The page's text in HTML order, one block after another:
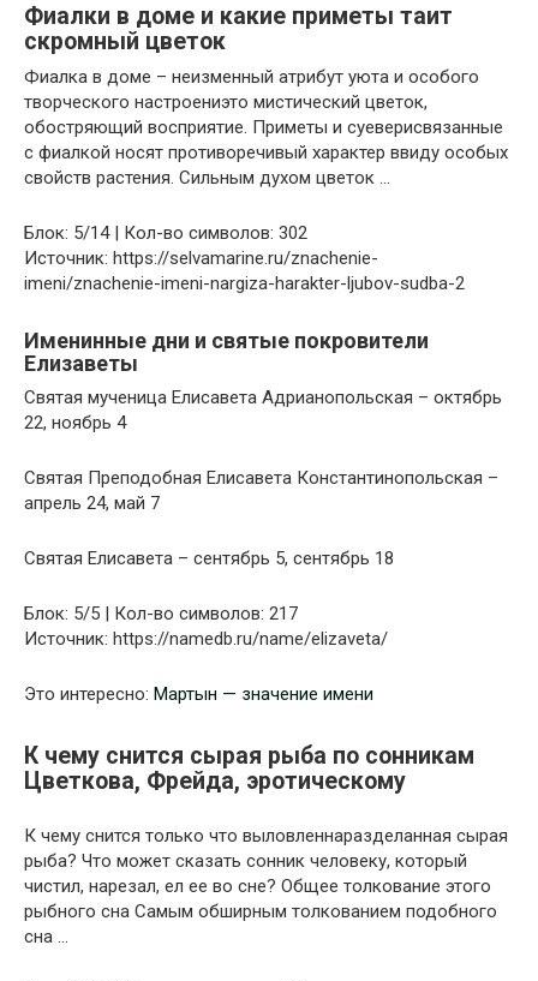
Фиалки в доме и какие приметы таит
скромный цветок
Фиалка в доме – неизменный атрибут уюта и особого
творческого настроениэто мистический цветок,
обостряющий восприятие. Приметы и суеверисвязанные
с фиалкой носят противоречивый характер ввиду особых
свойств растения. Сильным духом цветок …
Блок: 5/14 | Кол-во символов: 302
Источник: https://selvamarine.ru/znachenie-
imeni/znachenie-imeni-nargiza-harakter-ljubov-sudba-2
Именинные дни и святые покровители
Елизаветы
Святая мученица Елисавета Адрианопольская – октябрь
22, ноябрь 4
Святая Преподобная Елисавета Константинопольская –
апрель 24, май 7
Святая Елисавета – сентябрь 5, сентябрь 18
Блок: 5/5 | Кол-во символов: 217
Источник: https://namedb.ru/name/elizaveta/
Это интересно: Мартын — значение имени
К чему снится сырая рыба по сонникам
Цветкова, Фрейда, эротическому
К чему снится только что выловленнаразделанная сырая
рыба? Что может сказать сонник человеку, который
чистил, нарезал, ел ее во сне? Общее толкование этого
рыбного сна Самым обширным толкованием подобного
сна …